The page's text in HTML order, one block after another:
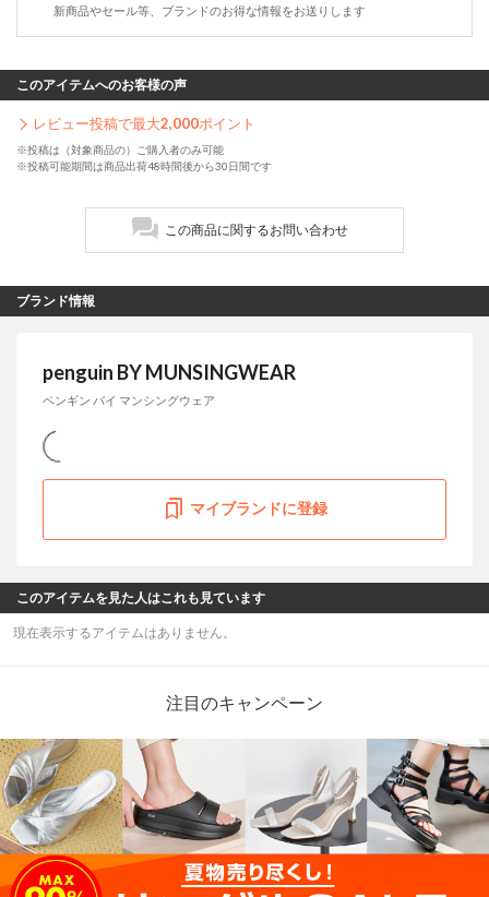
新商品やセール等、ブランドのお得な情報をお送りします
このアイテムへのお客様の声
レビュー投稿で最大2,000ポイント
※投稿は（対象商品の）ご購入者のみ可能
※投稿可能期間は商品出荷48時間後から30日間です
この商品に関するお問い合わせ
ブランド情報
penguin BY MUNSINGWEAR
ペンギン バイ マンシングウェア
マイブランドに登録
このアイテムを見た人はこれも見ています
現在表示するアイテムはありません。
注目のキャンペーン